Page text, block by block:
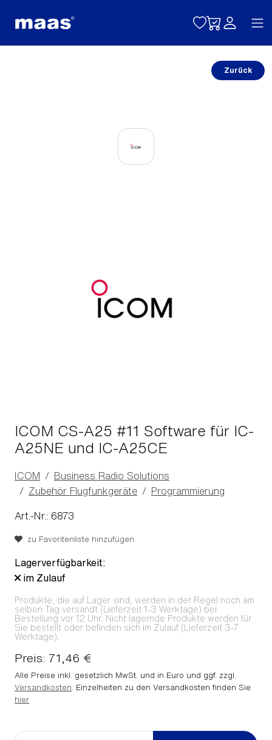
Toggle
Zurück
ICOM CS-A25 #11 Software für IC-
A25NE und IC-A25CE
ICOM
Business Radio Solutions
Zubehör Flugfunkgeräte
Programmierung
Art.-Nr.: 6873
zu Favoritenliste hinzufügen
Lagerverfügbarkeit:
im Zulauf
Produkte, die auf Lager sind, werden in der Regel noch am
selben Tag versandt (Lieferzeit 1-3 Werktage) bei
Bestellung vor 12 Uhr. Nicht lagernde Produkte werden für
Sie bestellt oder befinden sich im Zulauf (Lieferzeit 3-7
Werktage).
Preis: 71,46 €
Alle Preise inkl. gesetzlich MwSt. und in Euro und ggf. zzgl.
Versandkosten . Einzelheiten zu den Versandkosten finden Sie
hier